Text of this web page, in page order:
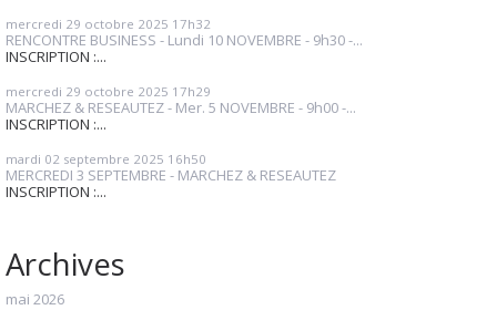
mercredi 29 octobre 2025 17h32
RENCONTRE BUSINESS - Lundi 10 NOVEMBRE - 9h30 -...
INSCRIPTION :...
mercredi 29 octobre 2025 17h29
MARCHEZ & RESEAUTEZ - Mer. 5 NOVEMBRE - 9h00 -...
INSCRIPTION :...
mardi 02 septembre 2025 16h50
MERCREDI 3 SEPTEMBRE - MARCHEZ & RESEAUTEZ
INSCRIPTION :...
Archives
mai 2026